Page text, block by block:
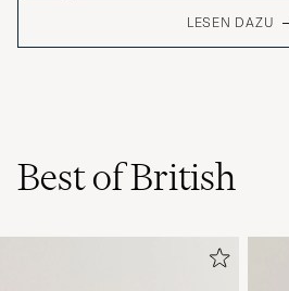
LESEN DAZU
Best of British